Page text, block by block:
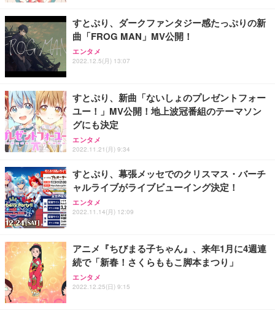
務用 おしゃれ パソコンチェア (ブラック)
Sezlife オフィスチェア デスクチェア 疲れない テレ
ワーク チェア 強化バックレスト 30度ロッキング機
能 人間工学 椅子 腰サポート 90度跳ね上げ式アーム
務用 おしゃれ パソコンチェア (ホワイト)
ANDWINT オフィスチェア デスクチェア 肘なし メ
ッシュ 通気性 ランバーサポート付き 腰サポート ガ
ス圧無段階昇降 360度回転 キャスター付き コンパク
ト 幅52×奥行58.5×高さ84～96cm テレワーク 在宅
￥4,139
【整備済み品】Dell E2724HS 27インチ 液晶モニタ
ー フルHD（1920×1080）VA 非光沢 HDMI/DisplayP
ort/VGA スピーカー内蔵 高さ調整 スイベル VESA対
【MiniLED/24.5inch/280Hz/FHD】GRAPHT THE S
HOOTER Gaming Monitor 24” Essential ゲーミン
グモニター QD 24.5インチ 1ms FHD 量子ドット 残
像低減 (3年保証 | 輝点保証 | 日本メーカー)
￥34,980
Smart Basic(スマートベーシック) 【Amazon.co.jp
限定】 Smart Basic アイリスオーヤマ ペットシーツ
超厚型 お徳用 ワイド 100枚入 (x 1) (ケース販売)
アイリスオーヤマ ペットシーツ 超厚型 お徳用 レギ
ュラー 200枚入【Amazon.co.jp限定】
￥3,731
すとぷり、ダークファンタジー感たっぷりの新
曲「FROG MAN」MV公開！
エンタメ
2022.12.5(月) 13:07
すとぷり、新曲「ないしょのプレゼントフォー
ユー！」MV公開！地上波冠番組のテーマソン
グにも決定
エンタメ
2022.11.21(月) 9:34
すとぷり、幕張メッセでのクリスマス・バーチ
ャルライブがライブビューイング決定！
エンタメ
2022.11.14(月) 12:09
アニメ『ちびまる子ちゃん』、来年1月に4週連
続で「新春！さくらももこ脚本まつり」
エンタメ
2022.12.25(日) 9:15